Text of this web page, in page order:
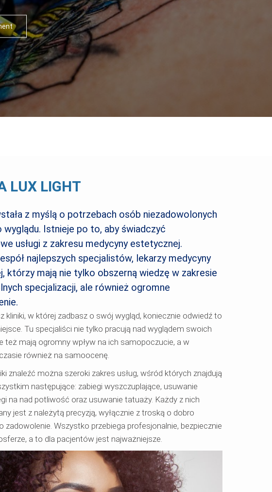
LUX LIGHT
z myślą o potrzebach osób niezadowolonych
wyglądu. Istnieje po to, aby świadczyć
usługi z zakresu medycyny estetycznej.
najlepszych specjalistów, lekarzy medycyny
którzy mają nie tylko obszerną wiedzę w zakresie
specjalizacji, ale również ogromne
kliniki, w której zadbasz o swój wygląd, koniecznie odwiedź to
Tu specjaliści nie tylko pracują nad wyglądem swoich
też mają ogromny wpływ na ich samopoczucie, a w
również na samoocenę.
znaleźć można szeroki zakres usług, wśród których znajdują
następujące: zabiegi wyszczuplające, usuwanie
na nad potliwość oraz usuwanie tatuaży. Każdy z nich
jest z należytą precyzją, wyłącznie z troską o dobro
zadowolenie. Wszystko przebiega profesjonalnie, bezpiecznie
a to dla pacjentów jest najważniejsze.